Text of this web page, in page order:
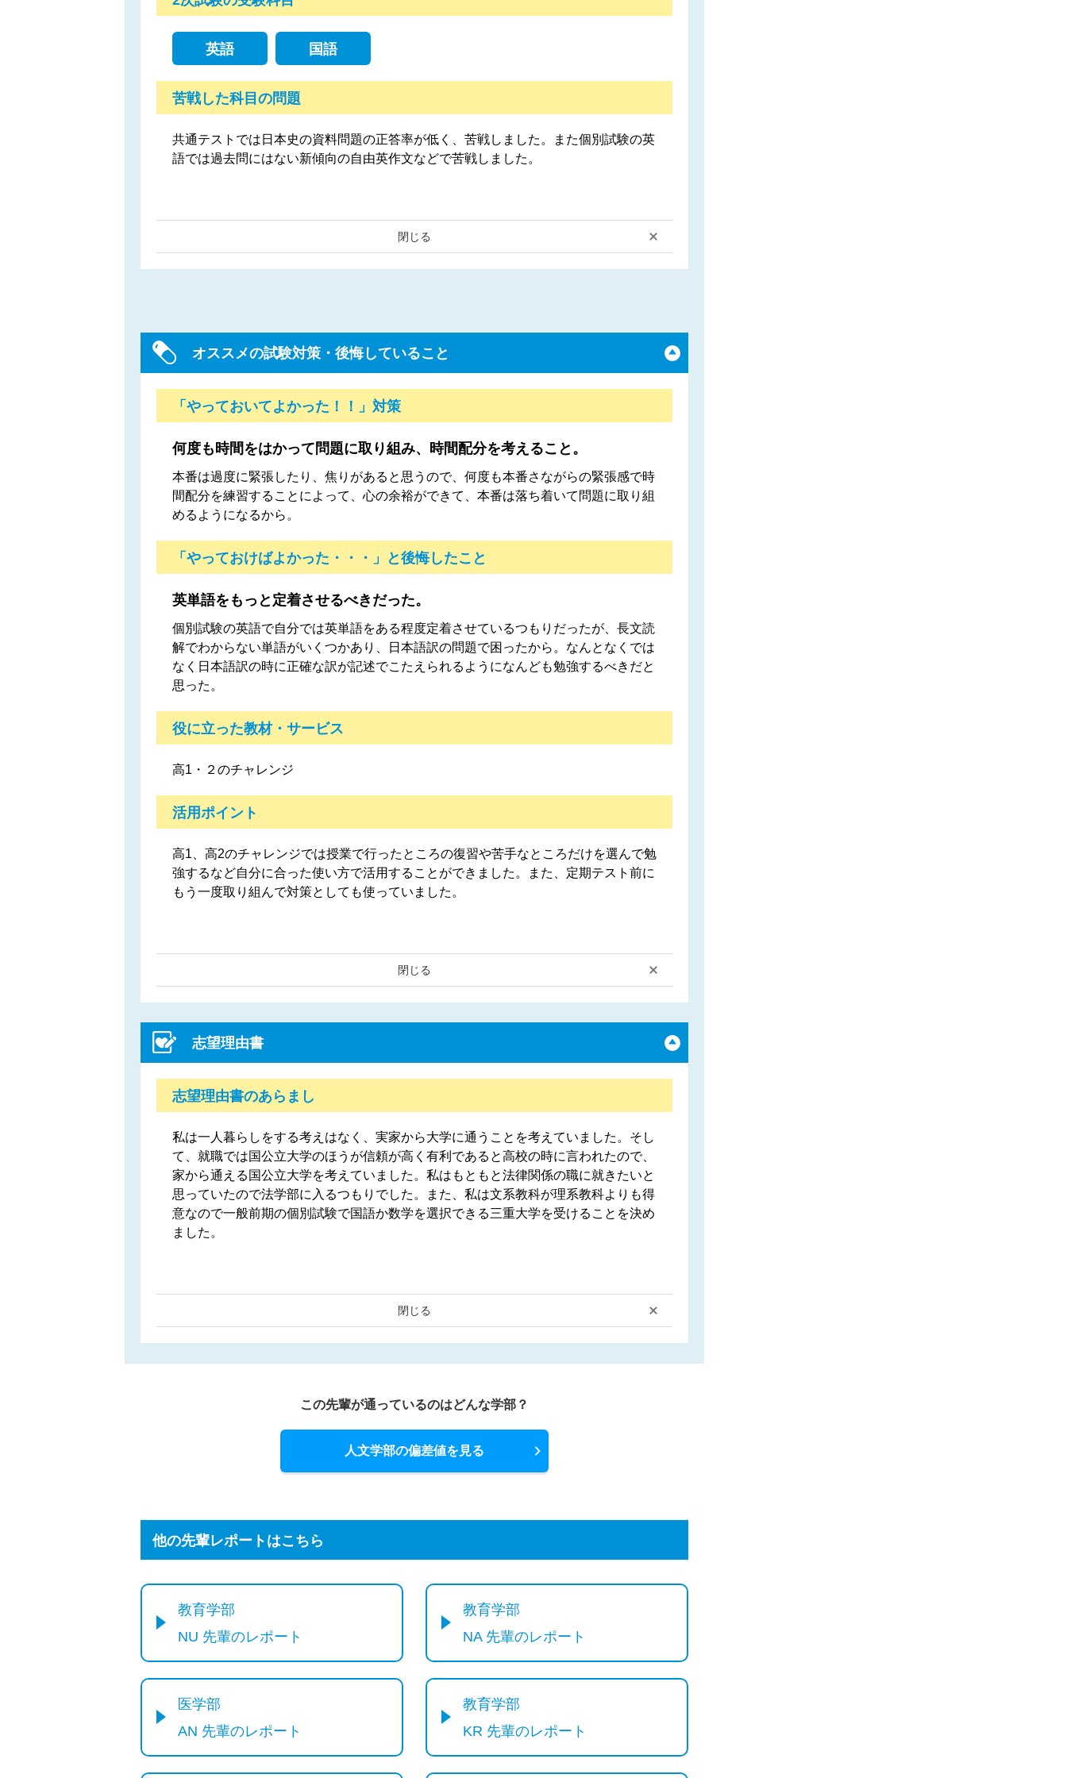
英語 国語
苦戦した科目の問題
共通テストでは日本史の資料問題の正答率が低く、苦戦しました。また個別試験の英
語では過去問にはない新傾向の自由英作文などで苦戦しました。
閉じる
オススメの試験対策・後悔していること
「やっておいてよかった！！」対策
何度も時間をはかって問題に取り組み、時間配分を考えること。
本番は過度に緊張したり、焦りがあると思うので、何度も本番さながらの緊張感で時
間配分を練習することによって、心の余裕ができて、本番は落ち着いて問題に取り組
めるようになるから。
「やっておけばよかった・・・」と後悔したこと
英単語をもっと定着させるべきだった。
個別試験の英語で自分では英単語をある程度定着させているつもりだったが、長文読
解でわからない単語がいくつかあり、日本語訳の問題で困ったから。なんとなくでは
なく日本語訳の時に正確な訳が記述でこたえられるようになんども勉強するべきだと
思った。
役に立った教材・サービス
高1・２のチャレンジ
活用ポイント
高1、高2のチャレンジでは授業で行ったところの復習や苦手なところだけを選んで勉
強するなど自分に合った使い方で活用することができました。また、定期テスト前に
もう一度取り組んで対策としても使っていました。
閉じる
志望理由書
志望理由書のあらまし
私は一人暮らしをする考えはなく、実家から大学に通うことを考えていました。そし
て、就職では国公立大学のほうが信頼が高く有利であると高校の時に言われたので、
家から通える国公立大学を考えていました。私はもともと法律関係の職に就きたいと
思っていたので法学部に入るつもりでした。また、私は文系教科が理系教科よりも得
意なので一般前期の個別試験で国語か数学を選択できる三重大学を受けることを決め
ました。
閉じる
この先輩が通っているのはどんな学部？
人文学部の偏差値を見る
他の先輩レポートはこちら
教育学部
NU 先輩のレポート
教育学部
NA 先輩のレポート
医学部
AN 先輩のレポート
教育学部
KR 先輩のレポート